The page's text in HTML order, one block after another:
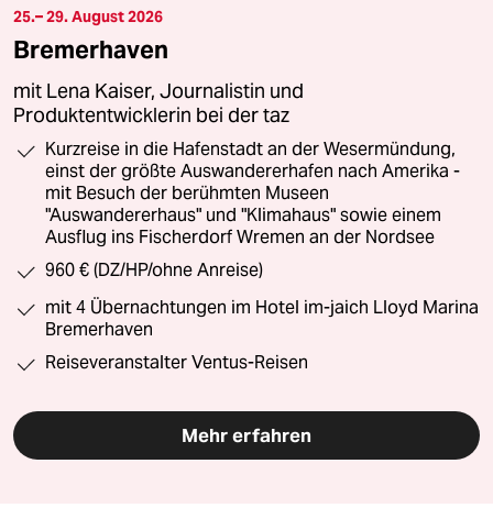
25.– 29. August 2026
Bremerhaven
mit Lena Kaiser, Journalistin und
Produktentwicklerin bei der taz
Kurzreise in die Hafenstadt an der Wesermündung,
einst der größte Auswandererhafen nach Amerika -
mit Besuch der berühmten Museen
"Auswandererhaus" und "Klimahaus" sowie einem
Ausflug ins Fischerdorf Wremen an der Nordsee
960 € (DZ/HP/ohne Anreise)
mit 4 Übernachtungen im Hotel im-jaich Lloyd Marina
Bremerhaven
Reiseveranstalter Ventus-Reisen
Mehr erfahren